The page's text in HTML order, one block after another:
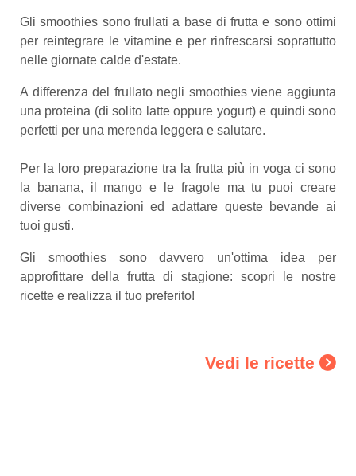
Gli smoothies sono frullati a base di frutta e sono ottimi
per reintegrare le vitamine e per rinfrescarsi soprattutto
nelle giornate calde d'estate.
A differenza del frullato negli smoothies viene aggiunta
una proteina (di solito latte oppure yogurt) e quindi sono
perfetti per una merenda leggera e salutare.
Per la loro preparazione tra la frutta più in voga ci sono
la banana, il mango e le fragole ma tu puoi creare
diverse combinazioni ed adattare queste bevande ai
tuoi gusti.
Gli smoothies sono davvero un'ottima idea per
approfittare della frutta di stagione: scopri le nostre
ricette e realizza il tuo preferito!
Vedi le ricette